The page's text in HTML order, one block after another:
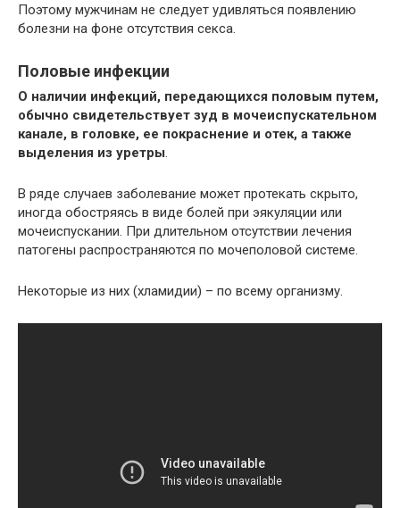
Поэтому мужчинам не следует удивляться появлению
болезни на фоне отсутствия секса.
Половые инфекции
О наличии инфекций, передающихся половым путем,
обычно свидетельствует зуд в мочеиспускательном
канале, в головке, ее покраснение и отек, а также
выделения из уретры.
В ряде случаев заболевание может протекать скрыто,
иногда обостряясь в виде болей при эякуляции или
мочеиспускании. При длительном отсутствии лечения
патогены распространяются по мочеполовой системе.
Некоторые из них (хламидии) – по всему организму.